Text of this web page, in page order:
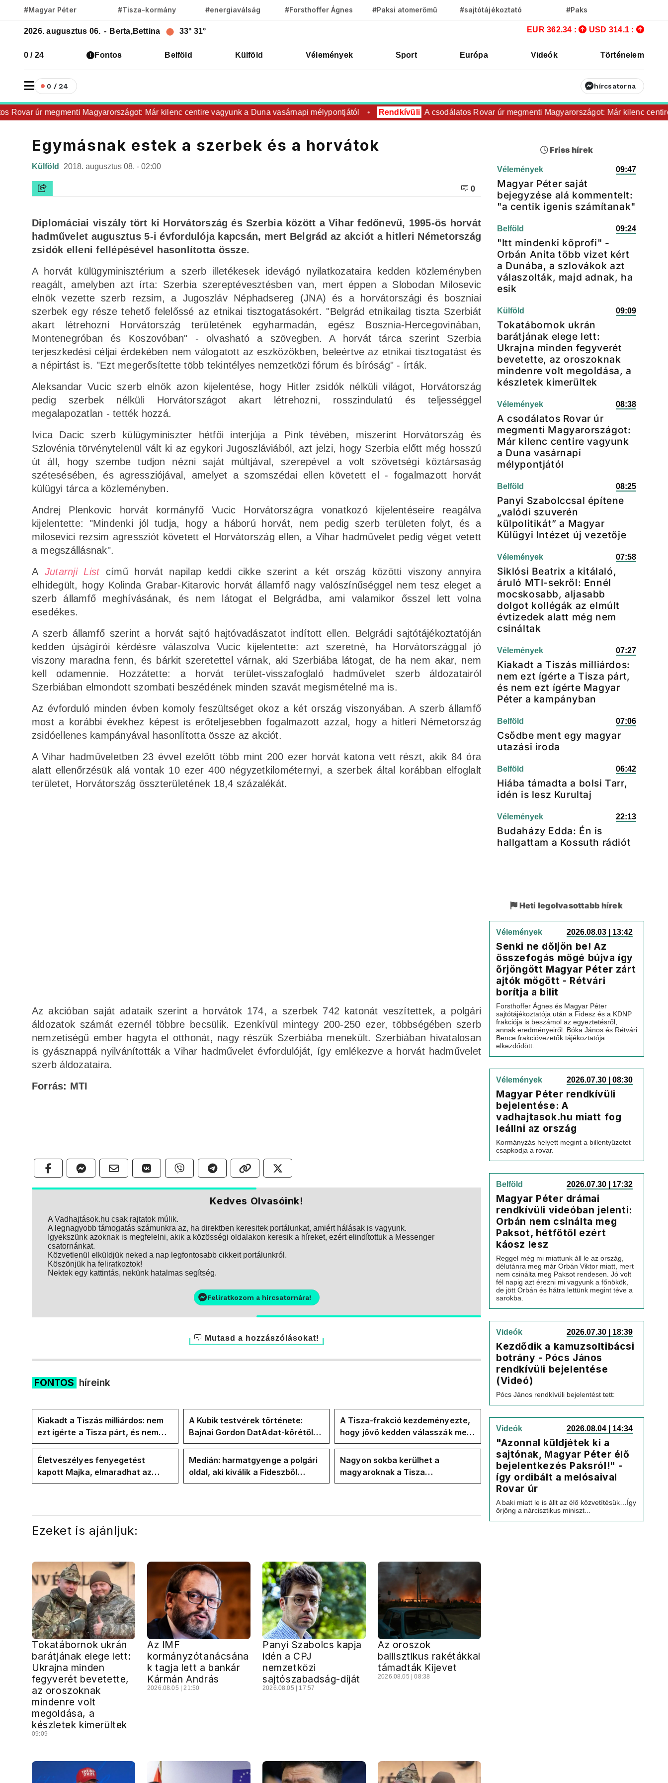
#Magyar Péter #Tisza-kormány #energiaválság #Forsthoffer Ágnes #Paksi atomerőmű #sajtótájékoztató #Paks
2026. augusztus 06. - Berta,Bettina 33° 31° EUR 362.34 : USD 314.1 :
0 / 24 Fontos Belföld Külföld Vélemények Sport Európa Videók Történelem
0 / 24 hírcsatorna
úr megmenti Magyarországot: Már kilenc centire vagyunk a Duna vasárnapi mélypontjától Rendkívüli A csodálatos Rovar úr megmenti Magyarországot: Már kilenc centire
Egymásnak estek a szerbek és a horvátok
Külföld 2018. augusztus 08. - 02:00
0
Diplomáciai viszály tört ki Horvátország és Szerbia között a Vihar fedőnevű, 1995-ös horvát
hadművelet augusztus 5-i évfordulója kapcsán, mert Belgrád az akciót a hitleri Németország
zsidók elleni fellépésével hasonlította össze.
A horvát külügyminisztérium a szerb illetékesek idevágó nyilatkozataira kedden közleményben
reagált, amelyben azt írta: Szerbia szereptévesztésben van, mert éppen a Slobodan Milosevic
elnök vezette szerb rezsim, a Jugoszláv Néphadsereg (JNA) és a horvátországi és boszniai
szerbek egy része tehető felelőssé az etnikai tisztogatásokért. "Belgrád etnikailag tiszta Szerbiát
akart létrehozni Horvátország területének egyharmadán, egész Bosznia-Hercegovinában,
Montenegróban és Koszovóban" - olvasható a szövegben. A horvát tárca szerint Szerbia
terjeszkedési céljai érdekében nem válogatott az eszközökben, beleértve az etnikai tisztogatást és
a népirtást is. "Ezt megerősítette több tekintélyes nemzetközi fórum és bíróság" - írták.
Aleksandar Vucic szerb elnök azon kijelentése, hogy Hitler zsidók nélküli világot, Horvátország
pedig szerbek nélküli Horvátországot akart létrehozni, rosszindulatú és teljességgel
megalapozatlan - tették hozzá.
Ivica Dacic szerb külügyminiszter hétfői interjúja a Pink tévében, miszerint Horvátország és
Szlovénia törvénytelenül vált ki az egykori Jugoszláviából, azt jelzi, hogy Szerbia előtt még hosszú
út áll, hogy szembe tudjon nézni saját múltjával, szerepével a volt szövetségi köztársaság
szétesésében, és agressziójával, amelyet a szomszédai ellen követett el - fogalmazott horvát
külügyi tárca a közleményben.
Andrej Plenkovic horvát kormányfő Vucic Horvátországra vonatkozó kijelentéseire reagálva
kijelentette: "Mindenki jól tudja, hogy a háború horvát, nem pedig szerb területen folyt, és a
milosevici rezsim agressziót követett el Horvátország ellen, a Vihar hadművelet pedig véget vetett
a megszállásnak".
A Jutarnji Listcímű horvát napilap keddi cikke szerint a két ország közötti viszony annyira
elhidegült, hogy Kolinda Grabar-Kitarovic horvát államfő nagy valószínűséggel nem tesz eleget a
szerb államfő meghívásának, és nem látogat el Belgrádba, ami valamikor ősszel lett volna
esedékes.
A szerb államfő szerint a horvát sajtó hajtóvadászatot indított ellen. Belgrádi sajtótájékoztatóján
kedden újságírói kérdésre válaszolva Vucic kijelentette: azt szeretné, ha Horvátországgal jó
viszony maradna fenn, és bárkit szeretettel várnak, aki Szerbiába látogat, de ha nem akar, nem
kell odamennie. Hozzátette: a horvát terület-visszafoglaló hadművelet szerb áldozatairól
Szerbiában elmondott szombati beszédének minden szavát megismételné ma is.
Az évforduló minden évben komoly feszültséget okoz a két ország viszonyában. A szerb államfő
most a korábbi évekhez képest is erőteljesebben fogalmazott azzal, hogy a hitleri Németország
zsidóellenes kampányával hasonlította össze az akciót.
A Vihar hadműveletben 23 évvel ezelőtt több mint 200 ezer horvát katona vett részt, akik 84 óra
alatt ellenőrzésük alá vontak 10 ezer 400 négyzetkilométernyi, a szerbek által korábban elfoglalt
területet, Horvátország összterületének 18,4 százalékát.
Az akcióban saját adataik szerint a horvátok 174, a szerbek 742 katonát veszítettek, a polgári
áldozatok számát ezernél többre becsülik. Ezenkívül mintegy 200-250 ezer, többségében szerb
nemzetiségű ember hagyta el otthonát, nagy részük Szerbiába menekült. Szerbiában hivatalosan
is gyásznappá nyilvánították a Vihar hadművelet évfordulóját, így emlékezve a horvát hadművelet
szerb áldozataira.
Forrás: MTI
Kedves Olvasóink!
A Vadhajtások.hu csak rajtatok múlik.
A legnagyobb támogatás számunkra az, ha direktben keresitek portálunkat, amiért hálásak is vagyunk.
Igyekszünk azoknak is megfelelni, akik a közösségi oldalakon keresik a híreket, ezért elindítottuk a Messenger
csatornánkat.
Közvetlenül elküldjük neked a nap legfontosabb cikkeit portálunkról.
Köszönjük ha feliratkoztok!
Nektek egy kattintás, nekünk hatalmas segítség.
Feliratkozom a hírcsatornára!
Mutasd a hozzászólásokat!
FONTOS híreink
Kiakadt a Tiszás milliárdos: nem
ezt ígérte a Tisza párt, és nem
ezt ígérte Magyar Péter a
kampányban
A Kubik testvérek története:
Bajnai Gordon DatAdat-körétől
az ECDA-n át Magyar Péter
közvetlen stábjáig
A Tisza-frakció kezdeményezte,
hogy jövő kedden válasszák meg
az új köztársasági elnököt
Életveszélyes fenyegetést
kapott Majka, elmaradhat az
erdélyi koncertje
Medián: harmatgyenge a polgári
oldal, aki kiválik a Fideszből
elbúcsúzhat 2030-ban
Nagyon sokba kerülhet a
magyaroknak a Tisza
felkészületlensége
Ezeket is ajánljuk:
Tokatábornok ukrán
barátjának elege lett:
Ukrajna minden
fegyverét bevetette,
az oroszoknak
mindenre volt
megoldása, a
készletek kimerültek
09:09
Az IMF
kormányzótanácsána
k tagja lett a bankár
Kármán András
2026.08.05 | 21:50
Panyi Szabolcs kapja
idén a CPJ
nemzetközi
sajtószabadság-díját
2026.08.05 | 17:57
Az oroszok
ballisztikus rakétákkal
támadták Kijevet
2026.08.05 | 08:38
Friss hírek
Vélemények 09:47
Magyar Péter saját
bejegyzése alá kommentelt:
"a centik igenis számítanak"
Belföld 09:24
"Itt mindenki kőprofi" -
Orbán Anita több vizet kért
a Dunába, a szlovákok azt
válaszolták, majd adnak, ha
esik
Külföld 09:09
Tokatábornok ukrán
barátjának elege lett:
Ukrajna minden fegyverét
bevetette, az oroszoknak
mindenre volt megoldása, a
készletek kimerültek
Vélemények 08:38
A csodálatos Rovar úr
megmenti Magyarországot:
Már kilenc centire vagyunk
a Duna vasárnapi
mélypontjától
Belföld 08:25
Panyi Szabolccsal építene
„valódi szuverén
külpolitikát” a Magyar
Külügyi Intézet új vezetője
Vélemények 07:58
Siklósi Beatrix a kitálaló,
áruló MTI-sekről: Ennél
mocskosabb, aljasabb
dolgot kollégák az elmúlt
évtizedek alatt még nem
csináltak
Vélemények 07:27
Kiakadt a Tiszás milliárdos:
nem ezt ígérte a Tisza párt,
és nem ezt ígérte Magyar
Péter a kampányban
Belföld 07:06
Csődbe ment egy magyar
utazási iroda
Belföld 06:42
Hiába támadta a bolsi Tarr,
idén is lesz Kurultaj
Vélemények 22:13
Budaházy Edda: Én is
hallgattam a Kossuth rádiót
Heti legolvasottabb hírek
Vélemények 2026.08.03 | 13:42
Senki ne dőljön be! Az
összefogás mögé bújva így
őrjöngött Magyar Péter zárt
ajtók mögött - Rétvári
borítja a bilit
Forsthoffer Ágnes és Magyar Péter
sajtótájékoztatója után a Fidesz és a KDNP
frakciója is beszámol az egyeztetésről,
annak eredményeiről. Bóka János és Rétvári
Bence frakcióvezetők tájékoztatója
elkezdődött.
Vélemények 2026.07.30 | 08:30
Magyar Péter rendkívüli
bejelentése: A
vadhajtasok.hu miatt fog
leállni az ország
Kormányzás helyett megint a billentyűzetet
csapkodja a rovar.
Belföld 2026.07.30 | 17:32
Magyar Péter drámai
rendkívüli videóban jelenti:
Orbán nem csinálta meg
Paksot, hétfőtől ezért
káosz lesz
Reggel még mi miattunk áll le az ország,
délutánra meg már Orbán Viktor miatt, mert
nem csinálta meg Paksot rendesen. Jó volt
fél napig azt érezni mi vagyunk a főnökök,
de jött Orbán és hátra lettünk megint téve a
sarokba.
Videók 2026.07.30 | 18:39
Kezdődik a kamuzsoltibácsi
botrány - Pócs János
rendkívüli bejelentése
(Videó)
Pócs János rendkívüli bejelentést tett:
Videók 2026.08.04 | 14:34
"Azonnal küldjétek ki a
sajtónak, Magyar Péter élő
bejelentkezés Paksról!" -
így ordibált a melósaival
Rovar úr
A baki miatt le is állt az élő közvetítésük…Így
őrjöng a nárcisztikus miniszt...